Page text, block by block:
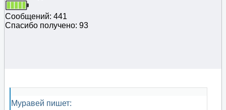
Сообщений: 441
Спасибо получено: 93
Муравей пишет: